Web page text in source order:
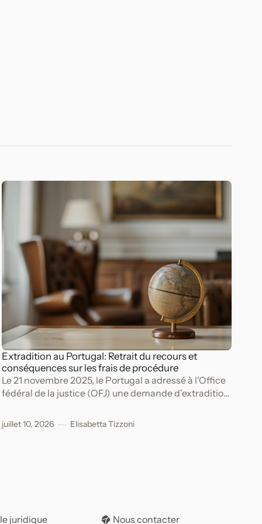
Extradition au Portugal: Retrait du recours et
conséquences sur les frais de procédure
Le 21 novembre 2025, le Portugal a adressé à l'Office
fédéral de la justice (OFJ) une demande d'extradition
juillet 10, 2026 Elisabetta Tizzoni
juridique Nous contacter